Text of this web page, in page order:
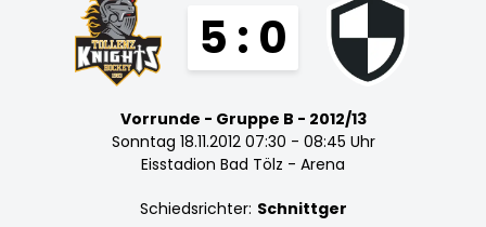
5 : 0
Vorrunde - Gruppe B - 2012/13
Sonntag 18.11.2012 07:30 - 08:45 Uhr
Eisstadion Bad Tölz - Arena
Schiedsrichter: Schnittger